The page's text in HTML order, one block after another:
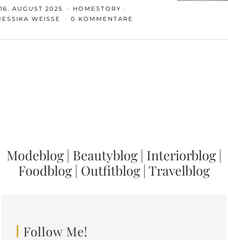
16. AUGUST 2025
HOMESTORY
WEISSE
0 KOMMENTARE
Modeblog| Beautyblog| Interiorblog|
Foodblog| Outfitblog| Travelblog
Follow Me!